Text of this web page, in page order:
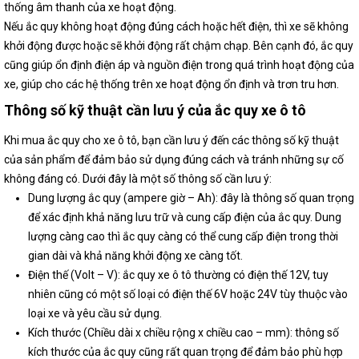
thống âm thanh của xe hoạt động.
Nếu ắc quy không hoạt động đúng cách hoặc hết điện, thì xe sẽ không
khởi động được hoặc sẽ khởi động rất chậm chạp. Bên cạnh đó, ắc quy
cũng giúp ổn định điện áp và nguồn điện trong quá trình hoạt động của
xe, giúp cho các hệ thống trên xe hoạt động ổn định và trơn tru hơn.
Thông số kỹ thuật cần lưu ý của ắc quy xe ô tô
Khi mua ắc quy cho xe ô tô, bạn cần lưu ý đến các thông số kỹ thuật
của sản phẩm để đảm bảo sử dụng đúng cách và tránh những sự cố
không đáng có. Dưới đây là một số thông số cần lưu ý:
Dung lượng ắc quy (ampere giờ – Ah): đây là thông số quan trọng
để xác định khả năng lưu trữ và cung cấp điện của ắc quy. Dung
lượng càng cao thì ắc quy càng có thể cung cấp điện trong thời
gian dài và khả năng khởi động xe càng tốt.
Điện thế (Volt – V): ắc quy xe ô tô thường có điện thế 12V, tuy
nhiên cũng có một số loại có điện thế 6V hoặc 24V tùy thuộc vào
loại xe và yêu cầu sử dụng.
Kích thước (Chiều dài x chiều rộng x chiều cao – mm): thông số
kích thước của ắc quy cũng rất quan trọng để đảm bảo phù hợp